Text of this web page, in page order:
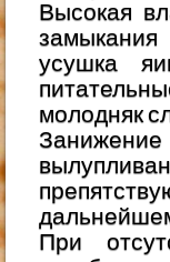
Высокая
усушка
молодняк
При